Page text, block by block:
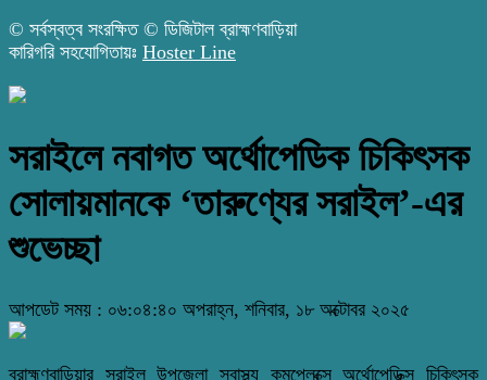
© সর্বস্বত্ব সংরক্ষিত © ডিজিটাল ব্রাহ্মণবাড়িয়া
কারিগরি সহযোগিতায়ঃ Hoster Line
সরাইলে নবাগত অর্থোপেডিক চিকিৎসক
সোলায়মানকে ‘তারুণ্যের সরাইল’-এর
শুভেচ্ছা
আপডেট সময় : ০৬:০৪:৪০ অপরাহ্ন, শনিবার, ১৮ অক্টোবর ২০২৫
ব্রাহ্মণবাড়িয়ার সরাইল উপজেলা স্বাস্থ্য কমপ্লেক্সে অর্থোপেডিক্স চিকিৎসক